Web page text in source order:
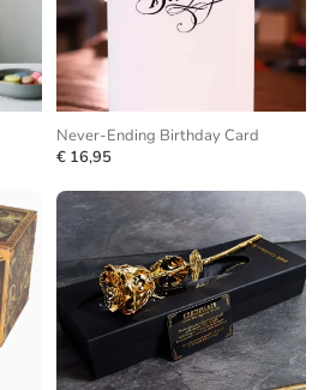
Never-Ending Birthday Card
€ 16,95